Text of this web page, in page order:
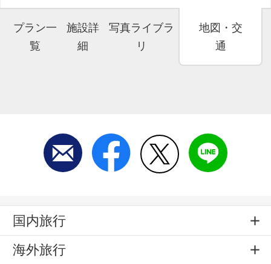
プラン一
覧
施設詳
細
写真ライブラ
リ
地図・交
通
国内旅行
海外旅行